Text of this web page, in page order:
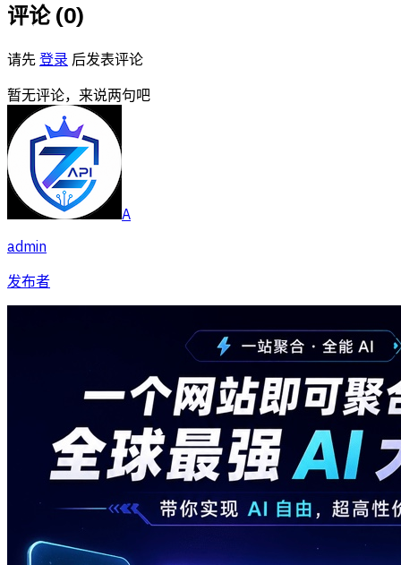
评论 (0)
请先 登录 后发表评论
暂无评论，来说两句吧
A
admin
发布者